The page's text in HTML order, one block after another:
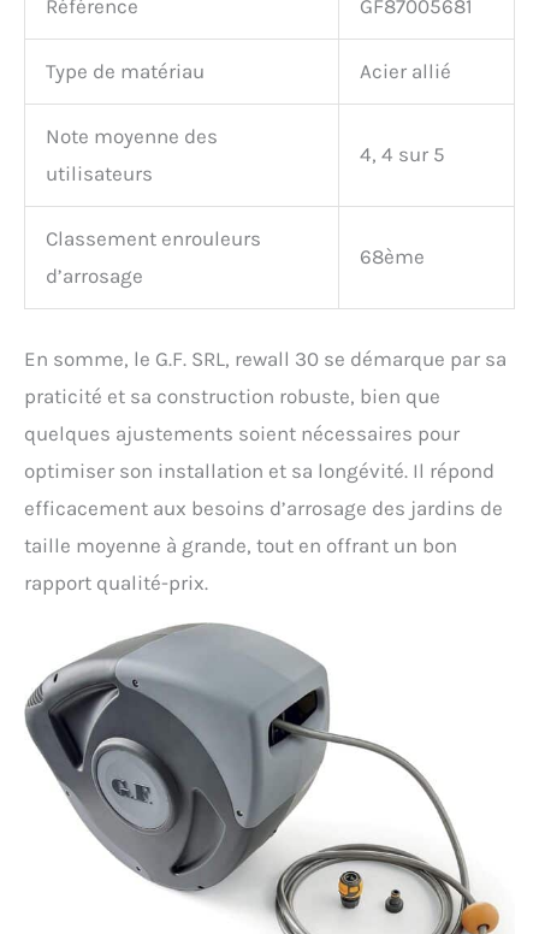
Référence GF87005681
Type de matériau Acier allié
Note moyenne des
utilisateurs
4, 4 sur 5
Classement enrouleurs
d’arrosage
68ème
En somme, le G.F. SRL, rewall 30 se démarque par sa
praticité et sa construction robuste, bien que
quelques ajustements soient nécessaires pour
optimiser son installation et sa longévité. Il répond
efficacement aux besoins d’arrosage des jardins de
taille moyenne à grande, tout en offrant un bon
rapport qualité-prix.